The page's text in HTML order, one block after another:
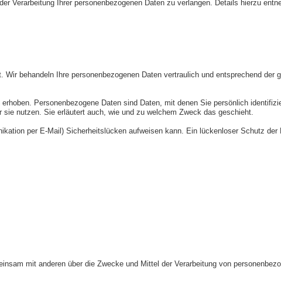
Verarbeitung Ihrer personenbezogenen Daten zu verlangen. Details hierzu
behandeln Ihre personenbezogenen Daten vertraulich und entsprechend der
Personenbezogene Daten sind Daten, mit denen Sie persönlich
nutzen. Sie erläutert auch, wie und zu welchem Zweck das geschieht.
per E-Mail) Sicherheitslücken aufweisen kann. Ein lückenloser Schutz der
mit anderen über die Zwecke und Mittel der Verarbeitung von